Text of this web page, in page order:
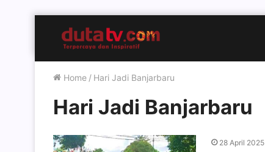
Home / Hari Jadi Banjarbaru
Hari Jadi Banjarbaru
28 April 2025